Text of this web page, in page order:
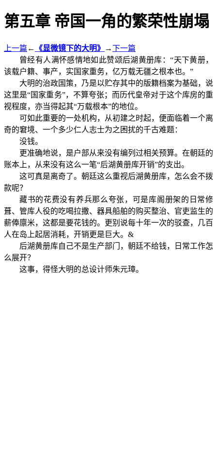
第五章 帝国一角的繁荣性崩塌
上一篇 ← 《显微镜下的大明》 →下一篇
曾经有人满怀感情地如此赞颂后湖黄册库：“天下黄册，
该载户籍、事产，实国家重务，亿万载无疆之根本也。”
大明的治政国策，乃是以贮存其中的版籍档案为基础，说
这里是“国家重务”，不算夸张；而历代皇帝对于这个库房的重
视程度，亦当得起其“万载根本”的地位。
可如此重要的一处机构，从初建之时起，便面临着一个离
奇的窘境、一个多少仁人志士为之困扰的千古难题：
没钱。
更准确地说，是户部从来没有编列过相关预算。在朝廷的
账本上，从来没有这么一笔“后湖黄册库开销”的支出。
这可真是离奇了。朝廷这么重视后湖黄册库，怎么会不拨
款呢？
藏书的花费没有养兵那么夸张，可是库阁册架的日常修
葺、管库人役的吃喝拉撒、器具船舶的购买整治、官吏监生的
薪俸廪米，这都是要花钱的。更别说每十年一次的驳查，几百
人在岛上起居消耗，开销更是巨大。&
后湖黄册库自己不是生产部门，朝廷不给钱，日常工作怎
么展开？
这事，得怪大明的总设计师朱元璋。